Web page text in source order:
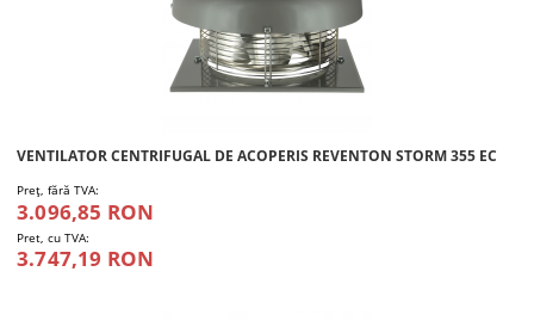
VENTILATOR CENTRIFUGAL DE ACOPERIS REVENTON STORM 355 EC
Preţ, fără TVA:
3.096,85 RON
Pret, cu TVA:
3.747,19 RON